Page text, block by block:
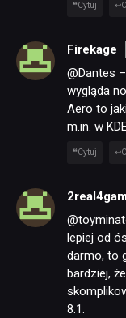
Cytuj
Firekage
@Dantes
wygląda
Aero to
m.in. w
Cytuj
lepiej od
darmo, to
bardziej,
8.1.